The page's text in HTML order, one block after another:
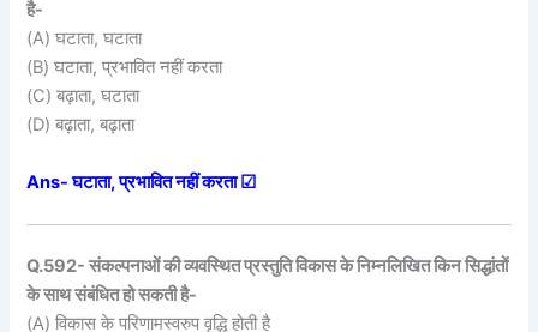
है-
(A) घटाता, घटाता
(B) घटाता, प्रभावित नहीं करता
(C) बढ़ाता, घटाता
(D) बढ़ाता, बढ़ाता
Ans- घटाता, प्रभावित नहीं करता ☑
Q.592- संकल्पनाओं की व्यवस्थित प्रस्तुति विकास के निम्नलिखित किन सिद्धांतों
के साथ संबंधित हो सकती है-
(A) विकास के परिणामस्वरुप वृद्धि होती है